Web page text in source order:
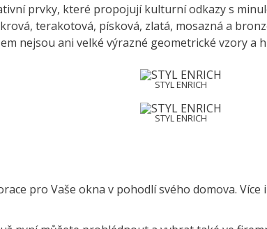
prvky, které propojují kulturní odkazy s
terakotová, písková, zlatá, mosazná a
nejsou ani velké výrazné geometrické vzory
STYL ENRICH
STYL ENRICH
pro Vaše okna v pohodlí svého domova.